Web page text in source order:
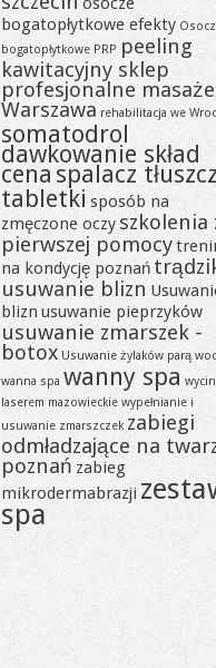
bogatopłytkowe efekty
bogatopłytkowe PRP peeling
kawitacyjny sklep
profesjonalne masaże
Warszawa rehabilitacja we
somatodrol
dawkowanie skład
cena spalacz
tabletki sposób na
zmęczone oczy szkolenia
pierwszej pomocy
na kondycję poznań
usuwanie blizn
blizn usuwanie pieprzyków
usuwanie zmarszek -
botox Usuwanie żylaków parą
wanna spa wanny spa
laserem mazowieckie wypełnianie i
usuwanie zmarszczek zabiegi
odmładzające na
poznań zabieg
mikrodermabrazji
spa